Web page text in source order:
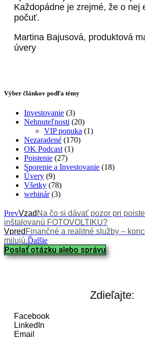
Každopádne je zrejmé, že o nej
počuť.
Martina Bajusová, produktová
úvery
Výber článkov podľa témy
Investovanie (3)
Nehnuteľnosti (20)
VIP ponuka (1)
Nezaradené (170)
OK Podcast (1)
Poistenie (27)
Sporenie a Investovanie (18)
Úvery (9)
Všetky (78)
webinár(3)
PrevVzad Na čo si dávať pozor pri
inštalovanú FOTOVOLTIKU?
Vpred Finančné a realitné služby –
milujú.Ďalšie
Poslať otázku alebo správu
Zdieľajte:
Facebook
LinkedIn
Email